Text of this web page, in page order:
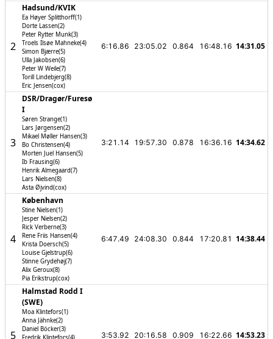
2
Hadsund/­KVIK
Ea Høyer Splitthorff(1)
Dorte Lassen(2)
Peter Rytter Munk(3)
Troels Ilsøe Mahneke(4)
Simon Bjærre(5)
Ulla Jakobsen(6)
Peter W Weile(7)
Torill Lindebjerg(8)
Eric Jensen(cox)
6:16.86 23:05.02 0.864 16:48.16 14:31.05
3
DSR/­Dragør/­Furesø
I
Søren Strange(1)
Lars Jørgensen(2)
Mikael Møller Hansen(3)
Bo Christensen(4)
Morten Juel Hansen(5)
Ib Frausing(6)
Henrik Almegaard(7)
Lars Nielsen(8)
Asta Øjvind(cox)
3:21.14 19:57.30 0.878 16:36.16 14:34.62
4
København
Stine Nielsen(1)
Jesper Nielsen(2)
Rick Verberne(3)
Rene Friis Hansen(4)
Krista Doersch(5)
Louise Gjelstrup(6)
Stinne Grydehøj(7)
Alix Geroux(8)
Pia Erikstrup(cox)
6:47.49 24:08.30 0.844 17:20.81 14:38.44
5
Halmstad Rodd I
(SWE)
Moa Klintefors(1)
Anna Jähnke(2)
Daniel Böcker(3)
3:53.92 20:16.58 0.909 16:22.66 14:53.23